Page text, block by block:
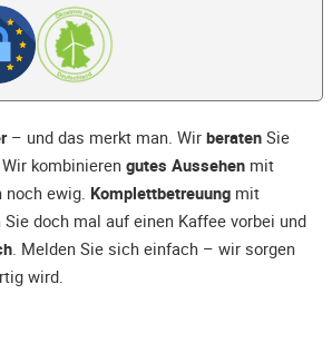
– und das merkt man. Wir beraten Sie
kombinieren gutes Aussehen mit
noch ewig. Komplettbetreuung mit
doch mal auf einen Kaffee vorbei und
. Melden Sie sich einfach – wir sorgen
wird.